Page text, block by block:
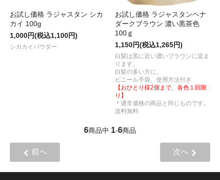
お試し価格 ラジャスタン シカ
カイ 100g
1,000円(税込1,100円)
シカカイパウダー
お試し価格 ラジャスタンヘナ
ダークブラウン 濃い黒茶色
100ｇ
1,150円(税込1,265円)
白髪は黒に近い濃いブラウンに染ま
ります。
白髪の多い方に。
ビニール手袋、使用方法付き
【おひとり様2個まで、各色１回限
り】
＊通常価格の商品と同じものです。
送料無料
6商品中 1-6商品
前へ 次へ